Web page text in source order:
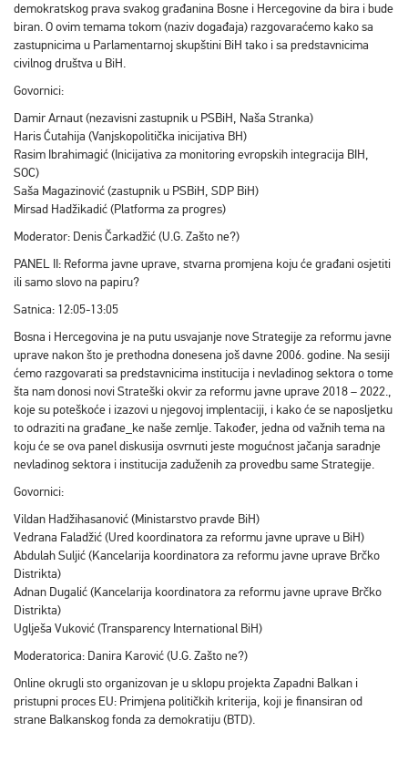
demokratskog prava svakog građanina Bosne i Hercegovine da bira i bude
biran. O ovim temama tokom (naziv događaja) razgovaraćemo kako sa
zastupnicima u Parlamentarnoj skupštini BiH tako i sa predstavnicima
civilnog društva u BiH.
Govornici:
Damir Arnaut (nezavisni zastupnik u PSBiH, Naša Stranka)
Haris Ćutahija (Vanjskopolitička inicijativa BH)
Rasim Ibrahimagić (Inicijativa za monitoring evropskih integracija BIH,
SOC)
Saša Magazinović (zastupnik u PSBiH, SDP BiH)
Mirsad Hadžikadić (Platforma za progres)
Moderator: Denis Čarkadžić (U.G. Zašto ne?)
PANEL II: Reforma javne uprave, stvarna promjena koju će građani osjetiti
ili samo slovo na papiru?
Satnica: 12:05-13:05
Bosna i Hercegovina je na putu usvajanje nove Strategije za reformu javne
uprave nakon što je prethodna donesena još davne 2006. godine. Na sesiji
ćemo razgovarati sa predstavnicima institucija i nevladinog sektora o tome
šta nam donosi novi Strateški okvir za reformu javne uprave 2018 – 2022.,
koje su poteškoće i izazovi u njegovoj implentaciji, i kako će se naposljetku
to odraziti na građane_ke naše zemlje. Također, jedna od važnih tema na
koju će se ova panel diskusija osvrnuti jeste mogućnost jačanja saradnje
nevladinog sektora i institucija zaduženih za provedbu same Strategije.
Govornici:
Vildan Hadžihasanović (Ministarstvo pravde BiH)
Vedrana Faladžić (Ured koordinatora za reformu javne uprave u BiH)
Abdulah Suljić (Kancelarija koordinatora za reformu javne uprave Brčko
Distrikta)
Adnan Dugalić (Kancelarija koordinatora za reformu javne uprave Brčko
Distrikta)
Uglješa Vuković (Transparency International BiH)
Moderatorica: Danira Karović (U.G. Zašto ne?)
Online okrugli sto organizovan je u sklopu projekta Zapadni Balkan i
pristupni proces EU: Primjena političkih kriterija, koji je finansiran od
strane Balkanskog fonda za demokratiju (BTD).